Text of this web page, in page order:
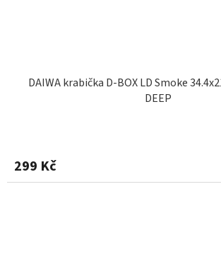
DAIWA krabička D-BOX LD Smoke
DEEP
299 Kč